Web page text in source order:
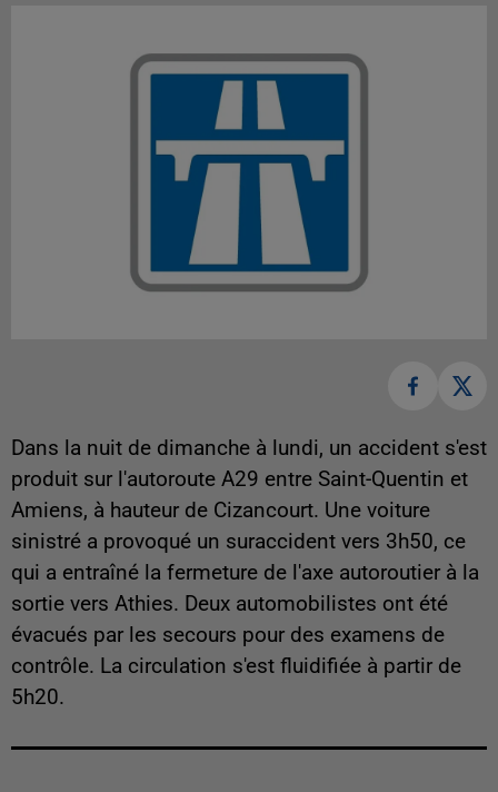
Dans la nuit de dimanche à lundi, un accident s'est
produit sur l'autoroute A29 entre Saint-Quentin et
Amiens, à hauteur de Cizancourt. Une voiture
sinistré a provoqué un suraccident vers 3h50, ce
qui a entraîné la fermeture de l'axe autoroutier à la
sortie vers Athies. Deux automobilistes ont été
évacués par les secours pour des examens de
contrôle. La circulation s'est fluidifiée à partir de
5h20.